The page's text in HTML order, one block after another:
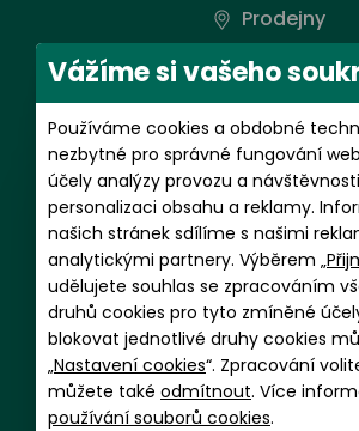
Prodejny
Předplatné kontaktních
pondělí - pátek
9:00 - 16:00
+420 602 481
Informace a
Doprava a balení
Vážíme si vašeho
Používáme cookies a obdobné
nezbytné pro správné fungování
účely analýzy provozu a
personalizaci obsahu a reklamy.
našich stránek sdílíme s našimi
analytickými partnery. Výběrem „
udělujete souhlas se zpracováním
druhů cookies pro tyto zmíněné
blokovat jednotlivé druhy cookies
„Nastavení cookies“. Zpracování
můžete také odmítnout. Více
používání souborů cookies.